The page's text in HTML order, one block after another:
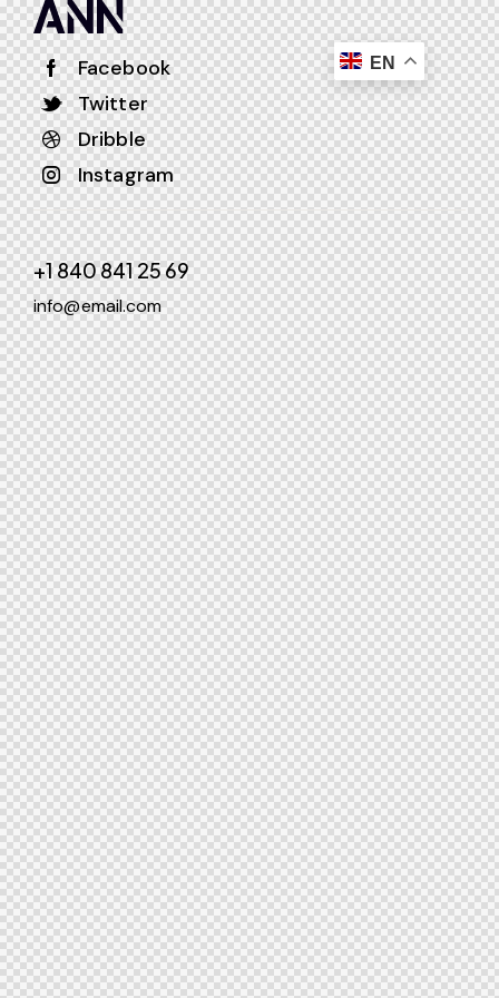
Facebook
Twitter
Dribble
Instagram
+1 840 841 25 69
info@email.com
EN